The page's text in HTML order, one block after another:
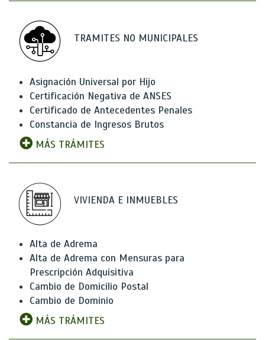
TRAMITES NO MUNICIPALES
Asignación Universal por Hijo
Certificación Negativa de ANSES
Certificado de Antecedentes Penales
Constancia de Ingresos Brutos
MÁS TRÁMITES
VIVIENDA E INMUEBLES
Alta de Adrema
Alta de Adrema con Mensuras para
Prescripción Adquisitiva
Cambio de Domicilio Postal
Cambio de Dominio
MÁS TRÁMITES